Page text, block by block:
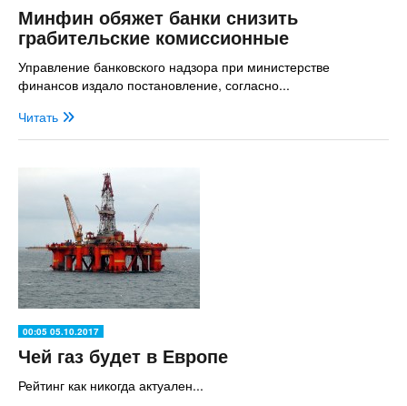
Минфин обяжет банки снизить
грабительские комиссионные
Управление банковского надзора при министерстве
финансов издало постановление, согласно...
Читать
00:05 05.10.2017
Чей газ будет в Европе
Рейтинг как никогда актуален...